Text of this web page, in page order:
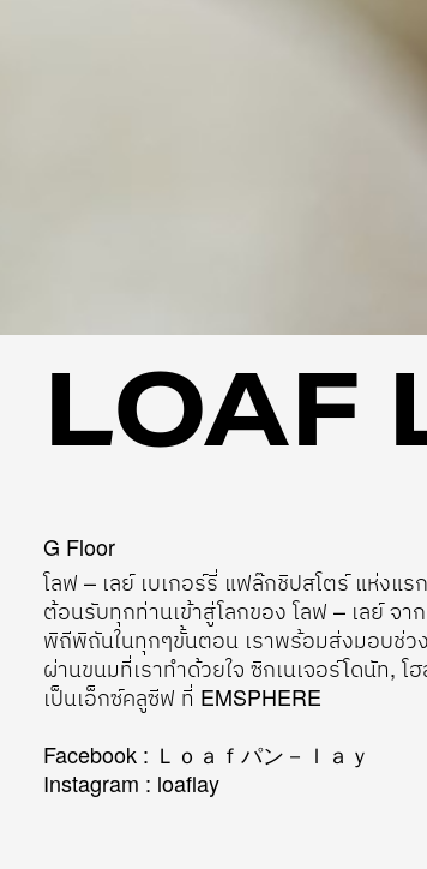
LOAF
G Floor
โลฟ – เลย์ เบเกอร์รี่ แฟล๊กชิปสโตร์ แห่งแ
ต้อนรับทุกท่านเข้าสู่โลกของ โลฟ – เลย์ จา
พิถีพิถันในทุกๆขั้นตอน เราพร้อมส่งมอบช่ว
ผ่านขนมที่เราทําด้วยใจ ซิกเนเจอร์โดนัท,
เป็นเอ็กซ์คลูซีฟ ที่ EMSPHERE
Facebook : Ｌｏａｆパン－ｌａｙ
Instagram : loaflay